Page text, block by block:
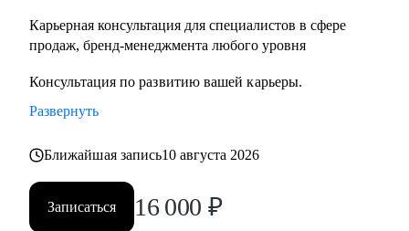
Карьерная консультация для специалистов в сфере
продаж, бренд-менеджмента любого уровня
Консультация по развитию вашей карьеры.
Развернуть
Ближайшая запись10 августа 2026
Записаться 16 000 ₽